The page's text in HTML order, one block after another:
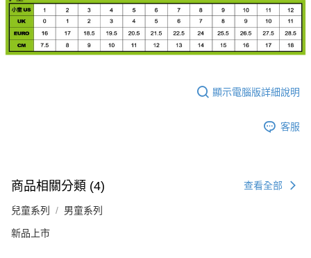
顯示電腦版詳細說明
客服
商品相關分類 (4) 查看全部
兒童系列 男童系列
新品上市